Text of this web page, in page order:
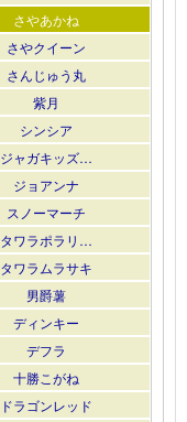
さやあかね
さやクイーン
さんじゅう丸
紫月
シンシア
ジャガキッズ…
ジョアンナ
スノーマーチ
タワラポラリ…
タワラムラサキ
男爵薯
ディンキー
デフラ
十勝こがね
ドラゴンレッド